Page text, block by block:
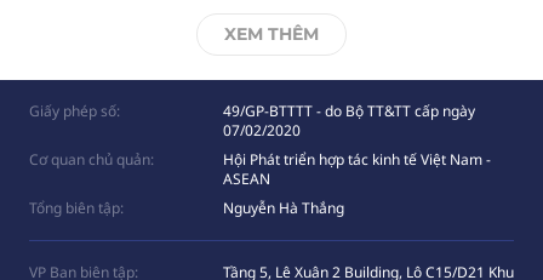
XEM THÊM
Giấy phép số:
49/GP-BTTTT - do Bộ TT&TT cấp ngày
07/02/2020
Cơ quan chủ quản:
Hội Phát triển hợp tác kinh tế Việt Nam -
ASEAN
Tổng biên tập:
Nguyễn Hà Thắng
VP Ban biên tập: Tầng 5, Lê Xuân 2 Building, Lô C15/D21 Khu